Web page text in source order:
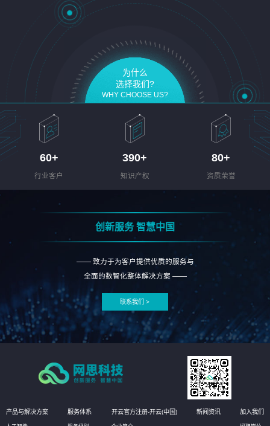
为什么
选择我们?
WHY CHOOSE US?
60+
行业客户
390+
知识产权
80+
资质荣誉
创新服务 智慧中国
—— 致力于为客户提供优质的服务与
全面的数智化整体解决方案 ——
联系我们 >
产品与解决方案 服务体系 开云官方注册-开云(中国) 新闻资讯 加入我们